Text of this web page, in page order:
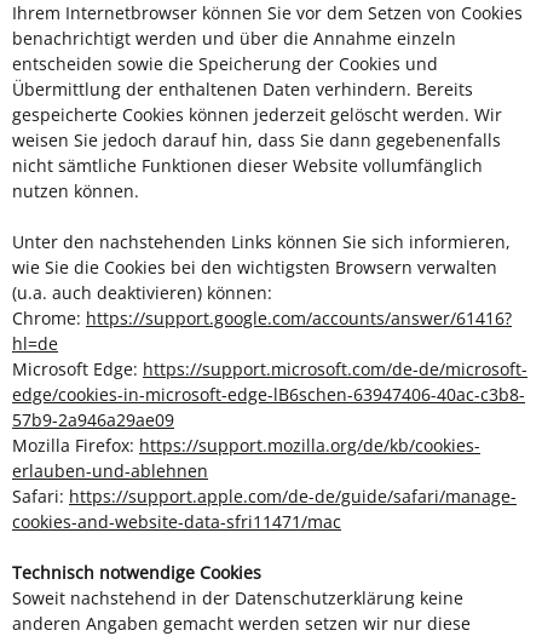
Ihrem Internetbrowser können Sie vor dem Setzen von Cookies
benachrichtigt werden und über die Annahme einzeln
entscheiden sowie die Speicherung der Cookies und
Übermittlung der enthaltenen Daten verhindern. Bereits
gespeicherte Cookies können jederzeit gelöscht werden. Wir
weisen Sie jedoch darauf hin, dass Sie dann gegebenenfalls
nicht sämtliche Funktionen dieser Website vollumfänglich
nutzen können.
Unter den nachstehenden Links können Sie sich informieren,
wie Sie die Cookies bei den wichtigsten Browsern verwalten
(u.a. auch deaktivieren) können:
Chrome: https://support.google.com/accounts/answer/61416?
hl=de
Microsoft Edge: https://support.microsoft.com/de-de/microsoft-
edge/cookies-in-microsoft-edge-lB6schen-63947406-40ac-c3b8-
57b9-2a946a29ae09
Mozilla Firefox: https://support.mozilla.org/de/kb/cookies-
erlauben-und-ablehnen
Safari: https://support.apple.com/de-de/guide/safari/manage-
cookies-and-website-data-sfri11471/mac
Technisch notwendige Cookies
Soweit nachstehend in der Datenschutzerklärung keine
anderen Angaben gemacht werden setzen wir nur diese